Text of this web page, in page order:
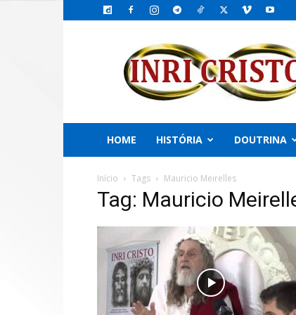
INRI
CRISTO,
Emissário
PAI
HOME
HISTÓRIA DOUTRINA
Início Tags Mauricio Meirelles
Tag: Mauricio